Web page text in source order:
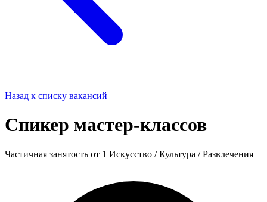
Назад к списку вакансий
Спикер мастер-классов
Частичная занятость от 1 Искусство / Культура / Развлечения